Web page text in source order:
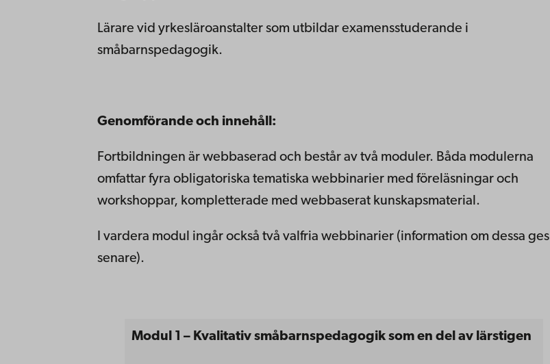
Lärare vid yrkesläroanstalter som utbildar examensstuderande i
småbarnspedagogik.
Genomförande och innehåll:
Fortbildningen är webbaserad och består av två moduler. Båda modulerna
omfattar fyra obligatoriska tematiska webbinarier med föreläsningar och
workshoppar, kompletterade med webbaserat kunskapsmaterial.
I vardera modul ingår också två valfria webbinarier (information om dessa ges
senare).
Modul 1 – Kvalitativ småbarnspedagogik som en del av lärstigen